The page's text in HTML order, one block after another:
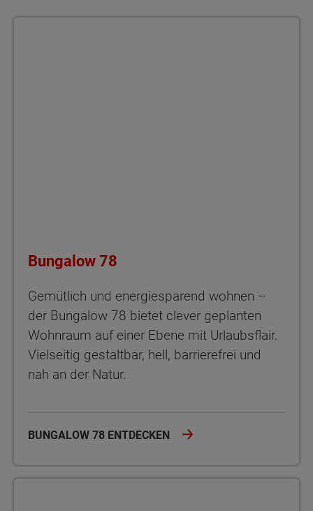
Bungalow 78
Gemütlich und energiesparend wohnen –
der Bungalow 78 bietet clever geplanten
Wohnraum auf einer Ebene mit Urlaubsflair.
Vielseitig gestaltbar, hell, barrierefrei und
nah an der Natur.
BUNGALOW 78 ENTDECKEN